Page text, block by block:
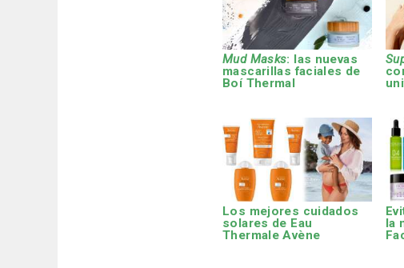
Mud Masks: las nuevas
mascarillas faciales de
Boí Thermal
Los mejores cuidados
solares de Eau
Thermale Avène
la